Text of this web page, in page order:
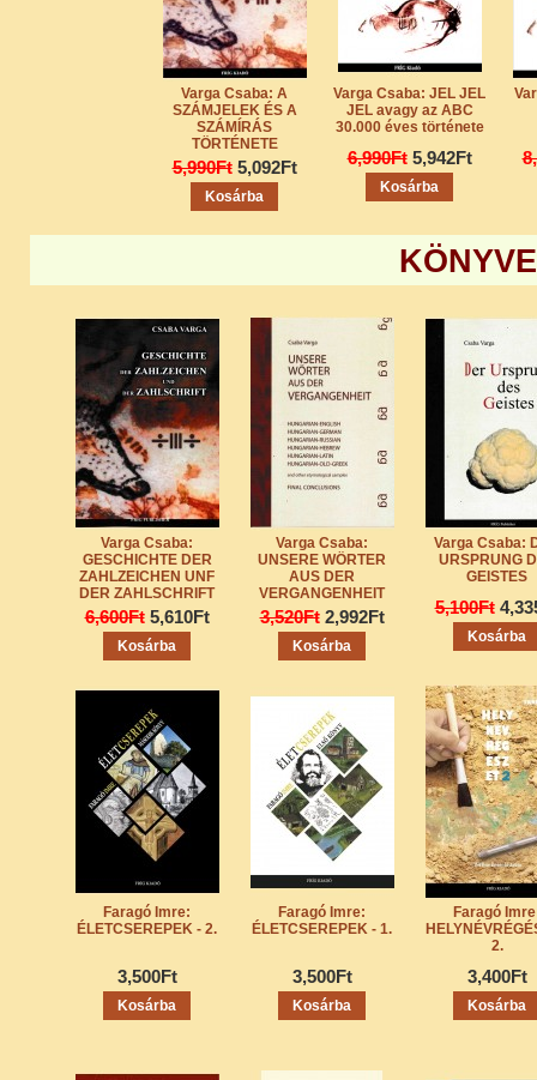
Varga Csaba: A
SZÁMJELEK ÉS A
SZÁMÍRÁS
TÖRTÉNETE
5,990Ft 5,092Ft
Kosárba
Varga Csaba: JEL JEL
JEL avagy az ABC
30.000 éves története
6,990Ft 5,942Ft
Kosárba
Varga Csaba:
GESCHICHTE DER
ZAHLZEICHEN UNF
DER ZAHLSCHRIFT
6,600Ft 5,610Ft
Varga Csaba:
UNSERE WÖRTER
AUS DER
VERGANGENHEIT
3,520Ft 2,992Ft
Varga Csaba:
URSPRUNG
GEISTES
5,100Ft
Faragó Imre:
ÉLETCSEREPEK - 2.
3,500Ft
Faragó Imre:
ÉLETCSEREPEK - 1.
3,500Ft
Faragó
2.
3,400Ft